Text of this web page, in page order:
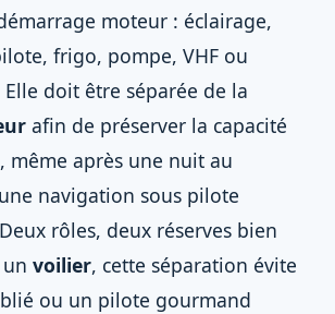
moteur : éclairage,
frigo, pompe, VHF ou
Elle doit être séparée de la
afin de préserver la capacité
même après une nuit au
navigation sous pilote
rôles, deux réserves bien
voilier, cette séparation évite
ou un pilote gourmand